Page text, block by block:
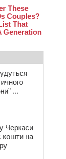
...
Черкаси
кошти на